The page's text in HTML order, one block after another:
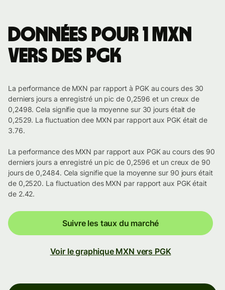
Données pour 1 MXN
vers des PGK
La performance de MXN par rapport à PGK au cours des 30
derniers jours a enregistré un pic de 0,2596 et un creux de
0,2498. Cela signifie que la moyenne sur 30 jours était de
0,2529. La fluctuation dee MXN par rapport aux PGK était de
3.76.
La performance des MXN par rapport aux PGK au cours des 90
derniers jours a enregistré un pic de 0,2596 et un creux de 90
jours de 0,2484. Cela signifie que la moyenne sur 90 jours était
de 0,2520. La fluctuation des MXN par rapport aux PGK était
de 2.42.
Suivre les taux du marché
Voir le graphique MXN vers PGK